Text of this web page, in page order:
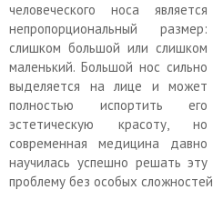
человеческого носа является
непропорциональный размер:
слишком большой или слишком
маленький. Большой нос сильно
выделяется на лице и может
полностью испортить его
эстетическую красоту, но
современная медицина давно
научилась успешно решать эту
проблему без особых